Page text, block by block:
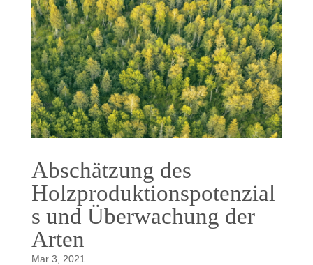
Abschätzung des
Holzproduktionspotenzial
s und Überwachung der
Arten
Mar 3, 2021